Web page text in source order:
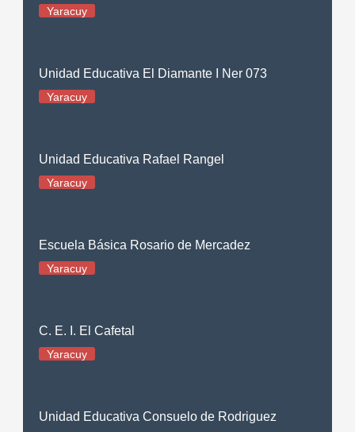
Yaracuy
Unidad Educativa El Diamante I Ner 073
Yaracuy
Unidad Educativa Rafael Rangel
Yaracuy
Escuela Básica Rosario de Mercadez
Yaracuy
C. E. I. El Cafetal
Yaracuy
Unidad Educativa Consuelo de Rodriguez